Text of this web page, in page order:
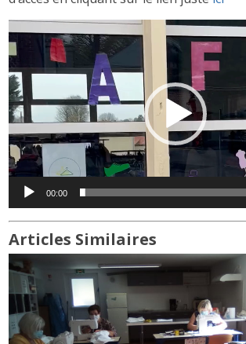
Lecteur
vidéo
00:00
Articles Similaires